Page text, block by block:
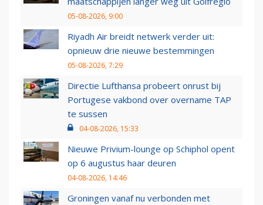
05-08-2026, 9:00
Riyadh Air breidt netwerk verder uit:
opnieuw drie nieuwe bestemmingen
05-08-2026, 7:29
Directie Lufthansa probeert onrust bij
Portugese vakbond over overname TAP
te sussen
04-08-2026, 15:33
Nieuwe Privium-lounge op Schiphol opent
op 6 augustus haar deuren
04-08-2026, 14:46
Groningen vanaf nu verbonden met